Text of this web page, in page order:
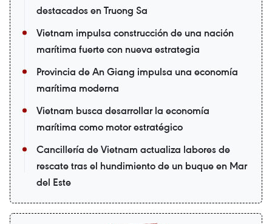
destacados en Truong Sa
Vietnam impulsa construcción de una nación
marítima fuerte con nueva estrategia
Provincia de An Giang impulsa una economía
marítima moderna
Vietnam busca desarrollar la economía
marítima como motor estratégico
Cancillería de Vietnam actualiza labores de
rescate tras el hundimiento de un buque en Mar
del Este